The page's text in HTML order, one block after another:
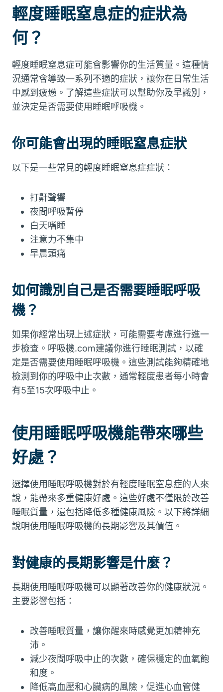
輕度睡眠窒息症的症狀為
何？
輕度睡眠窒息症可能會影響你的生活質量。這種情
況通常會導致一系列不適的症狀，讓你在日常生活
中感到疲憊。了解這些症狀可以幫助你及早識別，
並決定是否需要使用睡眠呼吸機。
你可能會出現的睡眠窒息症狀
以下是一些常見的輕度睡眠窒息症症狀：
打鼾聲響
夜間呼吸暫停
白天嗜睡
注意力不集中
早晨頭痛
如何識別自己是否需要睡眠呼吸
機？
如果你經常出現上述症狀，可能需要考慮進行進一
步檢查。呼吸機.com建議你進行睡眠測試，以確
定是否需要使用睡眠呼吸機。這些測試能夠精確地
檢測到你的呼吸中止次數，通常輕度患者每小時會
有5至15次呼吸中止。
使用睡眠呼吸機能帶來哪些
好處？
選擇使用睡眠呼吸機對於有輕度睡眠窒息症的人來
說，能帶來多重健康好處。這些好處不僅限於改善
睡眠質量，還包括降低多種健康風險。以下將詳細
說明使用睡眠呼吸機的長期影響及其價值。
對健康的長期影響是什麼？
長期使用睡眠呼吸機可以顯著改善你的健康狀況。
主要影響包括：
改善睡眠質量，讓你醒來時感覺更加精神充
沛。
減少夜間呼吸中止的次數，確保穩定的血氧飽
和度。
降低高血壓和心臟病的風險，促進心血管健